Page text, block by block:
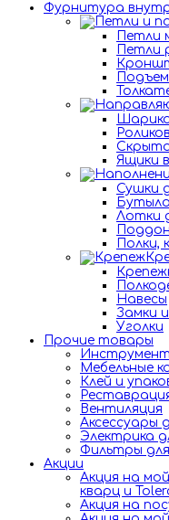
Фурнитура
Петли
Петли
Ящики
Сушки
Лотки
Полки,
Навесы
Замки
Уголки
Прочие товары
Инструмент
Мебельные
Клей и
Вентиляция
Аксессуары
Электрика
Фильтры
Акции
Акция на
кварц и
Акция на